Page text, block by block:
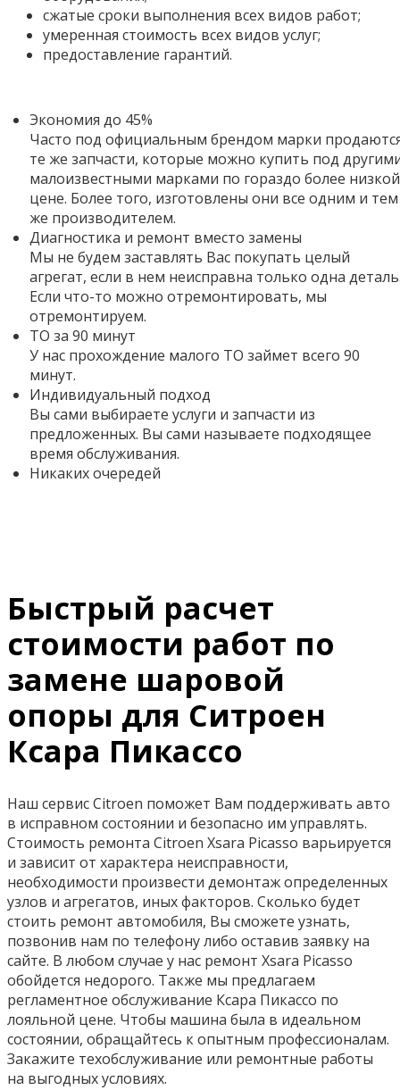
сжатые сроки выполнения всех видов работ;
умеренная стоимость всех видов услуг;
предоставление гарантий.
Экономия до 45%
Часто под официальным брендом марки
те же запчасти, которые можно купить под
малоизвестными марками по гораздо более низкой
цене. Более того, изготовлены они все одним и тем
же производителем.
Диагностика и ремонт вместо замены
Мы не будем заставлять Вас покупать целый
агрегат, если в нем неисправна только одна
Если что-то можно отремонтировать, мы
отремонтируем.
ТО за 90 минут
У нас прохождение малого ТО займет всего 90
минут.
Индивидуальный подход
Вы сами выбираете услуги и запчасти из
предложенных. Вы сами называете подходящее
время обслуживания.
Никаких очередей
Быстрый расчет
стоимости работ по
замене шаровой
опоры для Ситроен
Ксара Пикассо
Наш сервис Citroen поможет Вам поддерживать авто
в исправном состоянии и безопасно им управлять.
Стоимость ремонта Citroen Xsara Picasso варьируется
и зависит от характера неисправности,
необходимости произвести демонтаж определенных
узлов и агрегатов, иных факторов. Сколько будет
стоить ремонт автомобиля, Вы сможете узнать,
позвонив нам по телефону либо оставив заявку на
сайте. В любом случае у нас ремонт Xsara Picasso
обойдется недорого. Также мы предлагаем
регламентное обслуживание Ксара Пикассо по
лояльной цене. Чтобы машина была в идеальном
состоянии, обращайтесь к опытным профессионалам.
Закажите техобслуживание или ремонтные работы
на выгодных условиях.